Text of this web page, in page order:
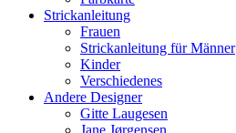
Strickanleitung
Frauen
Strickanleitung für Männer
Kinder
Verschiedenes
Andere Designer
Gitte Laugesen
Jane Jørgensen